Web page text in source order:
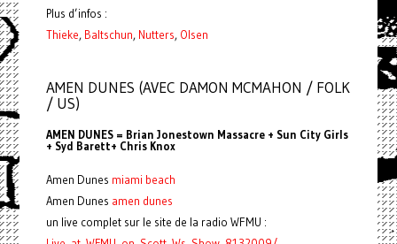
Plus d’infos :
Thieke, Baltschun, Nutters, Olsen
AMEN DUNES (AVEC DAMON MCMAHON / FOLK
/ US)
AMEN DUNES = Brian Jonestown Massacre + Sun City Girls
+ Syd Barett+ Chris Knox
Amen Dunes miami beach
Amen Dunes amen dunes
un live complet sur le site de la radio WFMU :